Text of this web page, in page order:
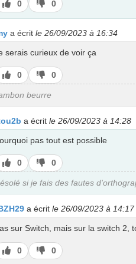
J’aime
0
J’aime
pas
0
a écrit le 26/09/2023 à 16:34
serais curieux de voir ça
J’aime
0
J’aime
pas
0
beurre
a écrit le 26/09/2023 à 14:28
pas tout est possible
J’aime
0
J’aime
pas
0
si je fais des fautes
a écrit le 26/09/2023 à 14:17
sur Switch, mais sur la switch 2,
J’aime
0
J’aime
pas
0